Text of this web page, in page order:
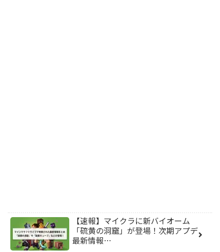
【速報】マイクラに新バイオーム
「硫黄の洞窟」が登場！次期アプデ
最新情報…